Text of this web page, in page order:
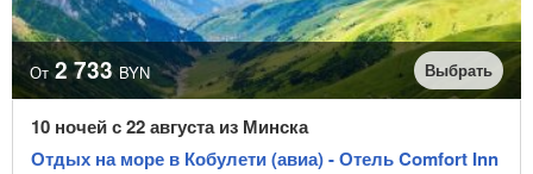
Виза не нужна
Тип транспорта
Цена с транспортом
От 2 733 BYN Выбрать
10 ночей с 22 августа из Минска
Отдых на море в Кобулети (авиа) - Отель Comfort Inn